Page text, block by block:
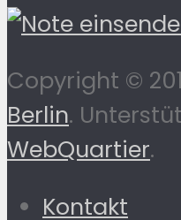
Copyright ©
Berlin.
WebQuartier.
Kontakt